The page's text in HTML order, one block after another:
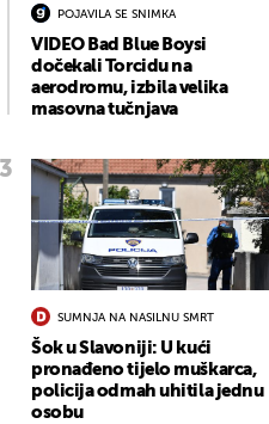
POJAVILA SE SNIMKA
VIDEO Bad Blue Boysi
dočekali Torcidu na
aerodromu, izbila velika
masovna tučnjava
SUMNJA NA NASILNU SMRT
Šok u Slavoniji: U kući
pronađeno tijelo muškarca,
policija odmah uhitila jednu
osobu